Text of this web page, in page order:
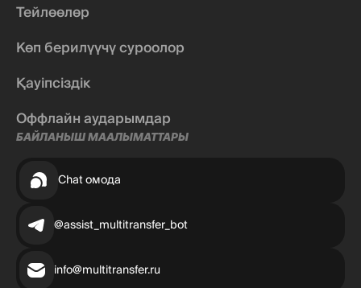
Тейлөөлөр
Көп берилүүчү суроолор
Қауіпсіздік
Оффлайн аударымдар
БАЙЛАНЫШ МААЛЫМАТТАРЫ
Chat омода
@assist_multitransfer_bot
info@multitransfer.ru